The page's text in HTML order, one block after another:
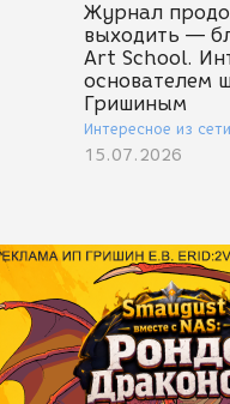
Журнал
выходить —
Art School.
основателем
Гришиным
Интересное из сети
15.07.2026